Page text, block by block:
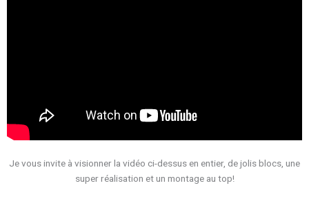
Je vous invite à visionner la vidéo ci-dessus en entier, de jolis blocs, une
super réalisation et un montage au top!